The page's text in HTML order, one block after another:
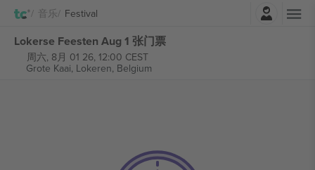
音乐 Festival
Lokerse Feesten Aug 1 张门票
周六, 8月 01 26, 12:00 CEST
Grote Kaai, Lokeren, Belgium